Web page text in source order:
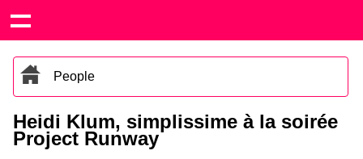
People
Heidi Klum, simplissime à la soirée
Project Runway